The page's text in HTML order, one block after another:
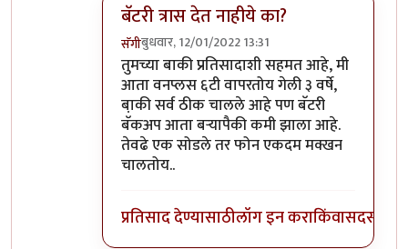
बॅटरी त्रास देत नाहीये का?
सॅगीबुधवार, 12/01/2022 13:31
In reply toमाझ्याकडे वन प्लस फाईव्ह टी
तुमच्या बाकी प्रतिसादाशी सहमत आहे, मी
आता वनप्लस ६टी वापरतोय गेली ३ वर्षे,
बा़की सर्व ठीक चालले आहे पण बॅटरी
बॅकअप आता बर्‍यापैकी कमी झाला आहे.
तेवढे एक सोडले तर फोन एकदम मक्खन
चालतोय..
प्रतिसाद देण्यासाठीलॉग इन कराकिंवासदस्य व्हा